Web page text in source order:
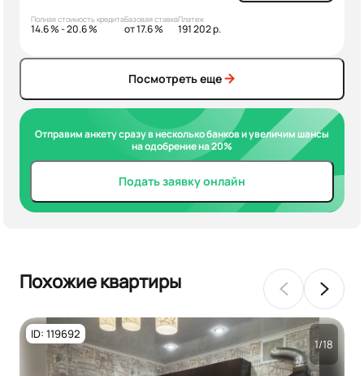
Полная стоимость кредита
14.6 % - 20.6 %
Базовая ставка
от 17.6 %
Платеж
191 202 р.
Посмотреть еще
Отправим анкету сразу в несколько банков и увеличим шансы
на одобрение на 20%
Подать заявку онлайн
Похожие квартиры
ID: 119692
1/18